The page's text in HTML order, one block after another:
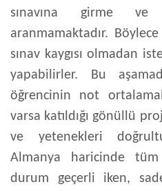
sınavına girme
aranmamaktadır.
sınav kaygısı olmadan
yapabilirler. Bu
öğrencinin not
varsa katıldığı gönüllü
ve yetenekleri
Almanya haricinde
durum geçerli iken,